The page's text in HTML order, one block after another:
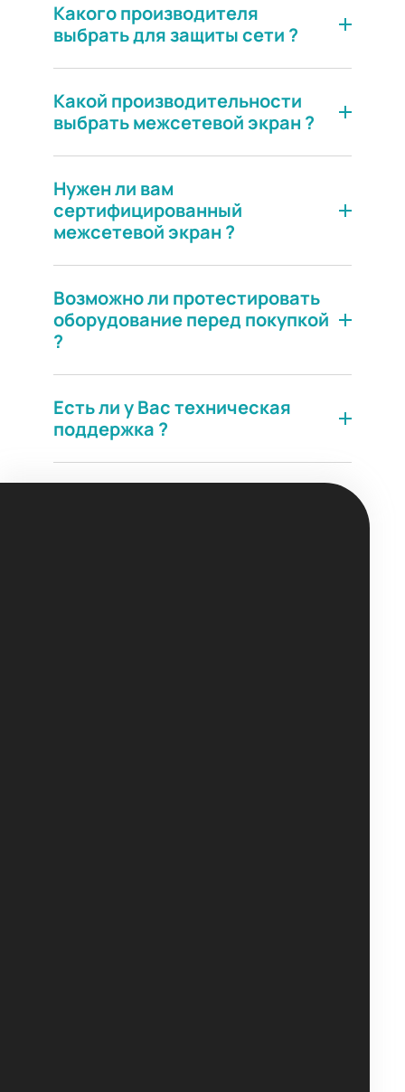
Рассчитать проект
Какого производителя
выбрать для защиты сети ?
Какой производительности
выбрать межсетевой экран ?
Нужен ли вам
сертифицированный
межсетевой экран ?
Возможно ли протестировать
оборудование перед покупкой
?
Есть ли у Вас техническая
поддержка ?